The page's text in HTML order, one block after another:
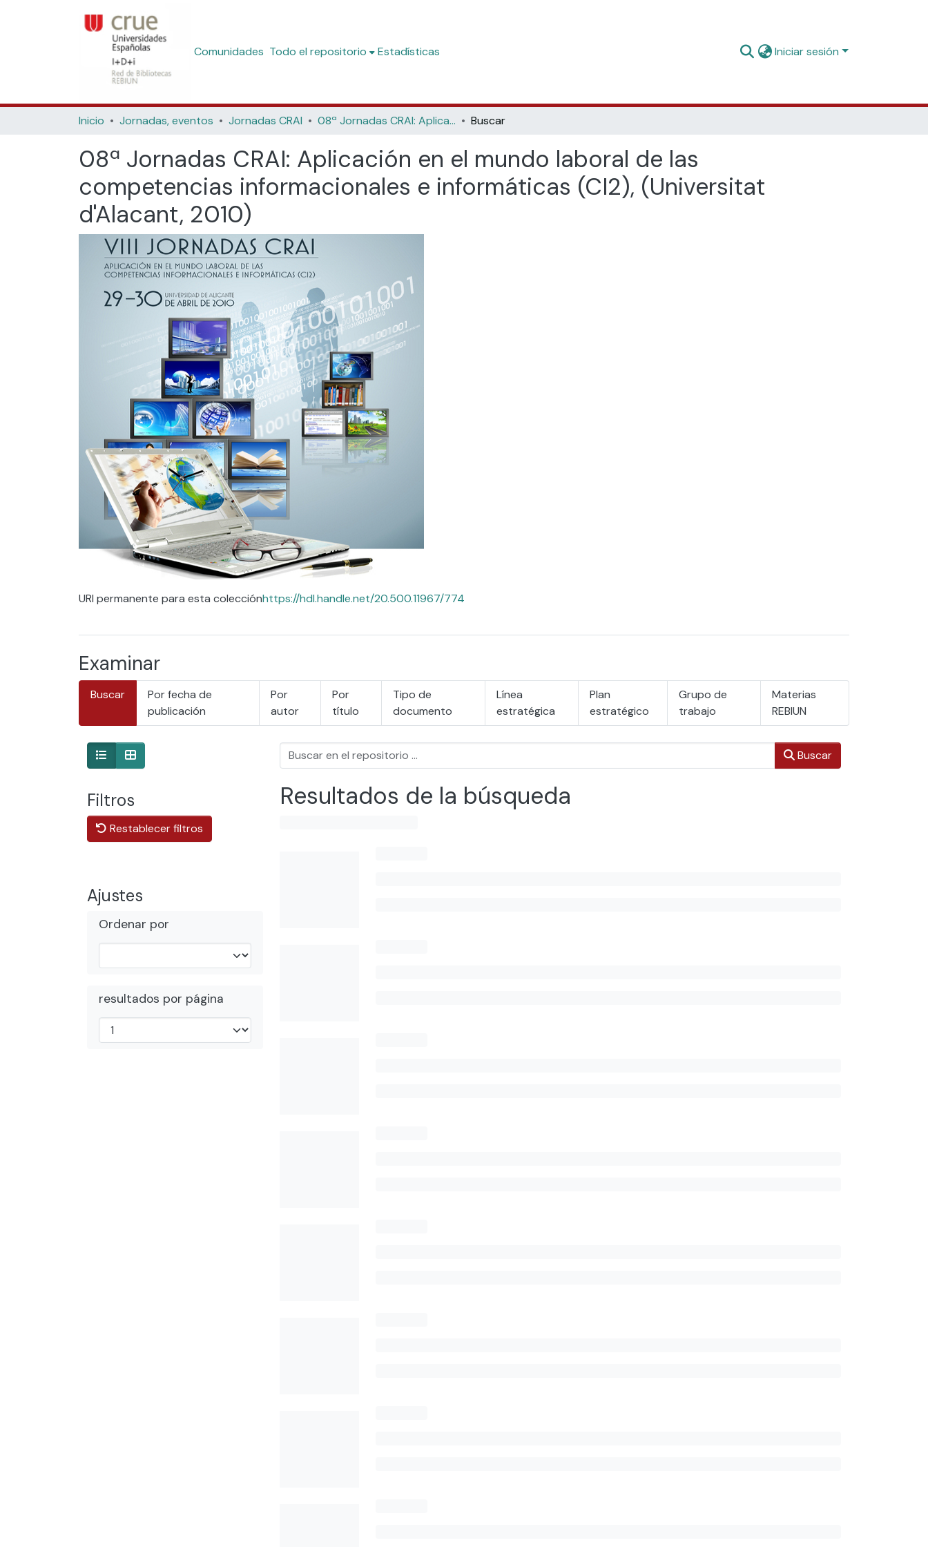
Comunidades Todo el repositorio Estadísticas Iniciar sesión
Inicio Jornadas, eventos Jornadas CRAI 08ª Jornadas CRAI: Aplicación en el mundo laboral de las competencias informacionales e informáticas (CI2), (Universitat d'Alacant, 2010) Buscar
08ª Jornadas CRAI: Aplicación en el mundo laboral de las
competencias informacionales e informáticas (CI2), (Universitat
d'Alacant, 2010)
URI permanente para esta colecciónhttps://hdl.handle.net/20.500.11967/774
Examinar
Buscar
Por fecha de
publicación
Por
autor
Por
título
Tipo de
documento
Línea
estratégica
Plan
estratégico
Grupo de
trabajo
Materias
REBIUN
Filtros
Restablecer filtros
Ajustes
Ordenar por
resultados por página
Buscar
Resultados de la búsqueda